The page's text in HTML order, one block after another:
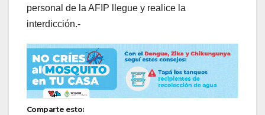
personal de la AFIP llegue y realice la
interdicción.-
Comparte esto: